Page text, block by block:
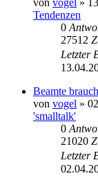
Tendenzen
0
27512
Letzter
Beamte
von vogel »
'smalltalk'
0
21020
Letzter